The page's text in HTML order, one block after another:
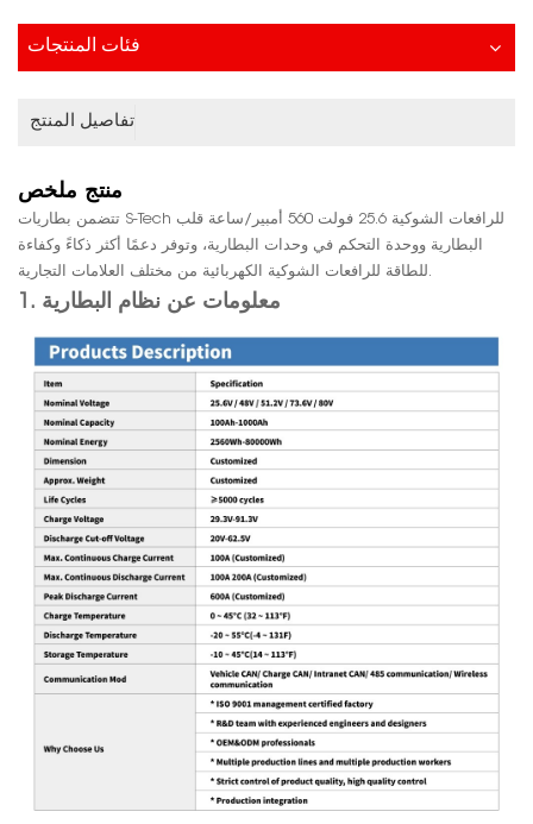
فئات المنتجات
تفاصيل المنتج
منتج ملخص
تتضمن بطاريات S-Tech للرافعات الشوكية 25.6 فولت 560 أمبير/ساعة قلب
البطارية ووحدة التحكم في وحدات البطارية، وتوفر دعمًا أكثر ذكاءً وكفاءة
للطاقة للرافعات الشوكية الكهربائية من مختلف العلامات التجارية.
1. معلومات عن نظام البطارية